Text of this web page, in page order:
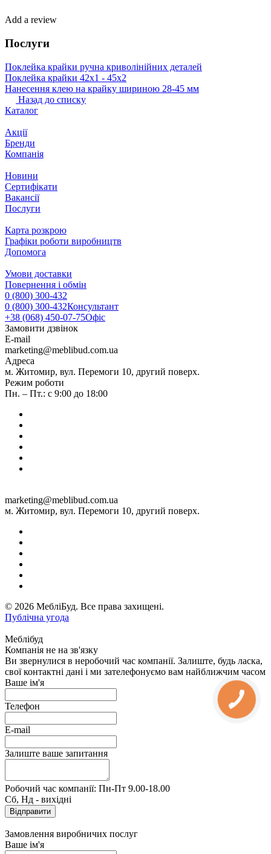
Add a review
Послуги
Поклейка крайки ручна криволінійних деталей
Поклейка крайки 42х1 ‐ 45х2
Нанесення клею на крайку шириною 28-45 мм
Назад до списку
Каталог
Акції
Бренди
Компанія
Новини
Сертифікати
Вакансії
Послуги
Карта розкрою
Графіки роботи виробництв
Допомога
Умови доставки
Повернення і обмін
0 (800) 300-432
0 (800) 300-432Консультант
+38 (068) 450-07-75Офіс
Замовити дзвінок
E-mail
marketing@meblibud.com.ua
Адреса
м. Житомир, вул. Перемоги 10, другий поверх.
Режим роботи
Пн. – Пт.: с 9:00 до 18:00
marketing@meblibud.com.ua
м. Житомир, вул. Перемоги 10, другий поверх.
© 2026 МебліБуд. Все права захищені.
Публічна угода
Меблібуд
Компанія не на зв'язку
Ви звернулися в неробочий час компанії. Залиште, будь ласка,
свої контактні дані і ми зателефонуємо вам найближчим часом
Ваше ім'я
Телефон
E-mail
Залиште ваше запитання
Робочий час компанії: Пн-Пт 9.00-18.00
Сб, Нд - вихідні
Замовлення виробничих послуг
Ваше ім'я